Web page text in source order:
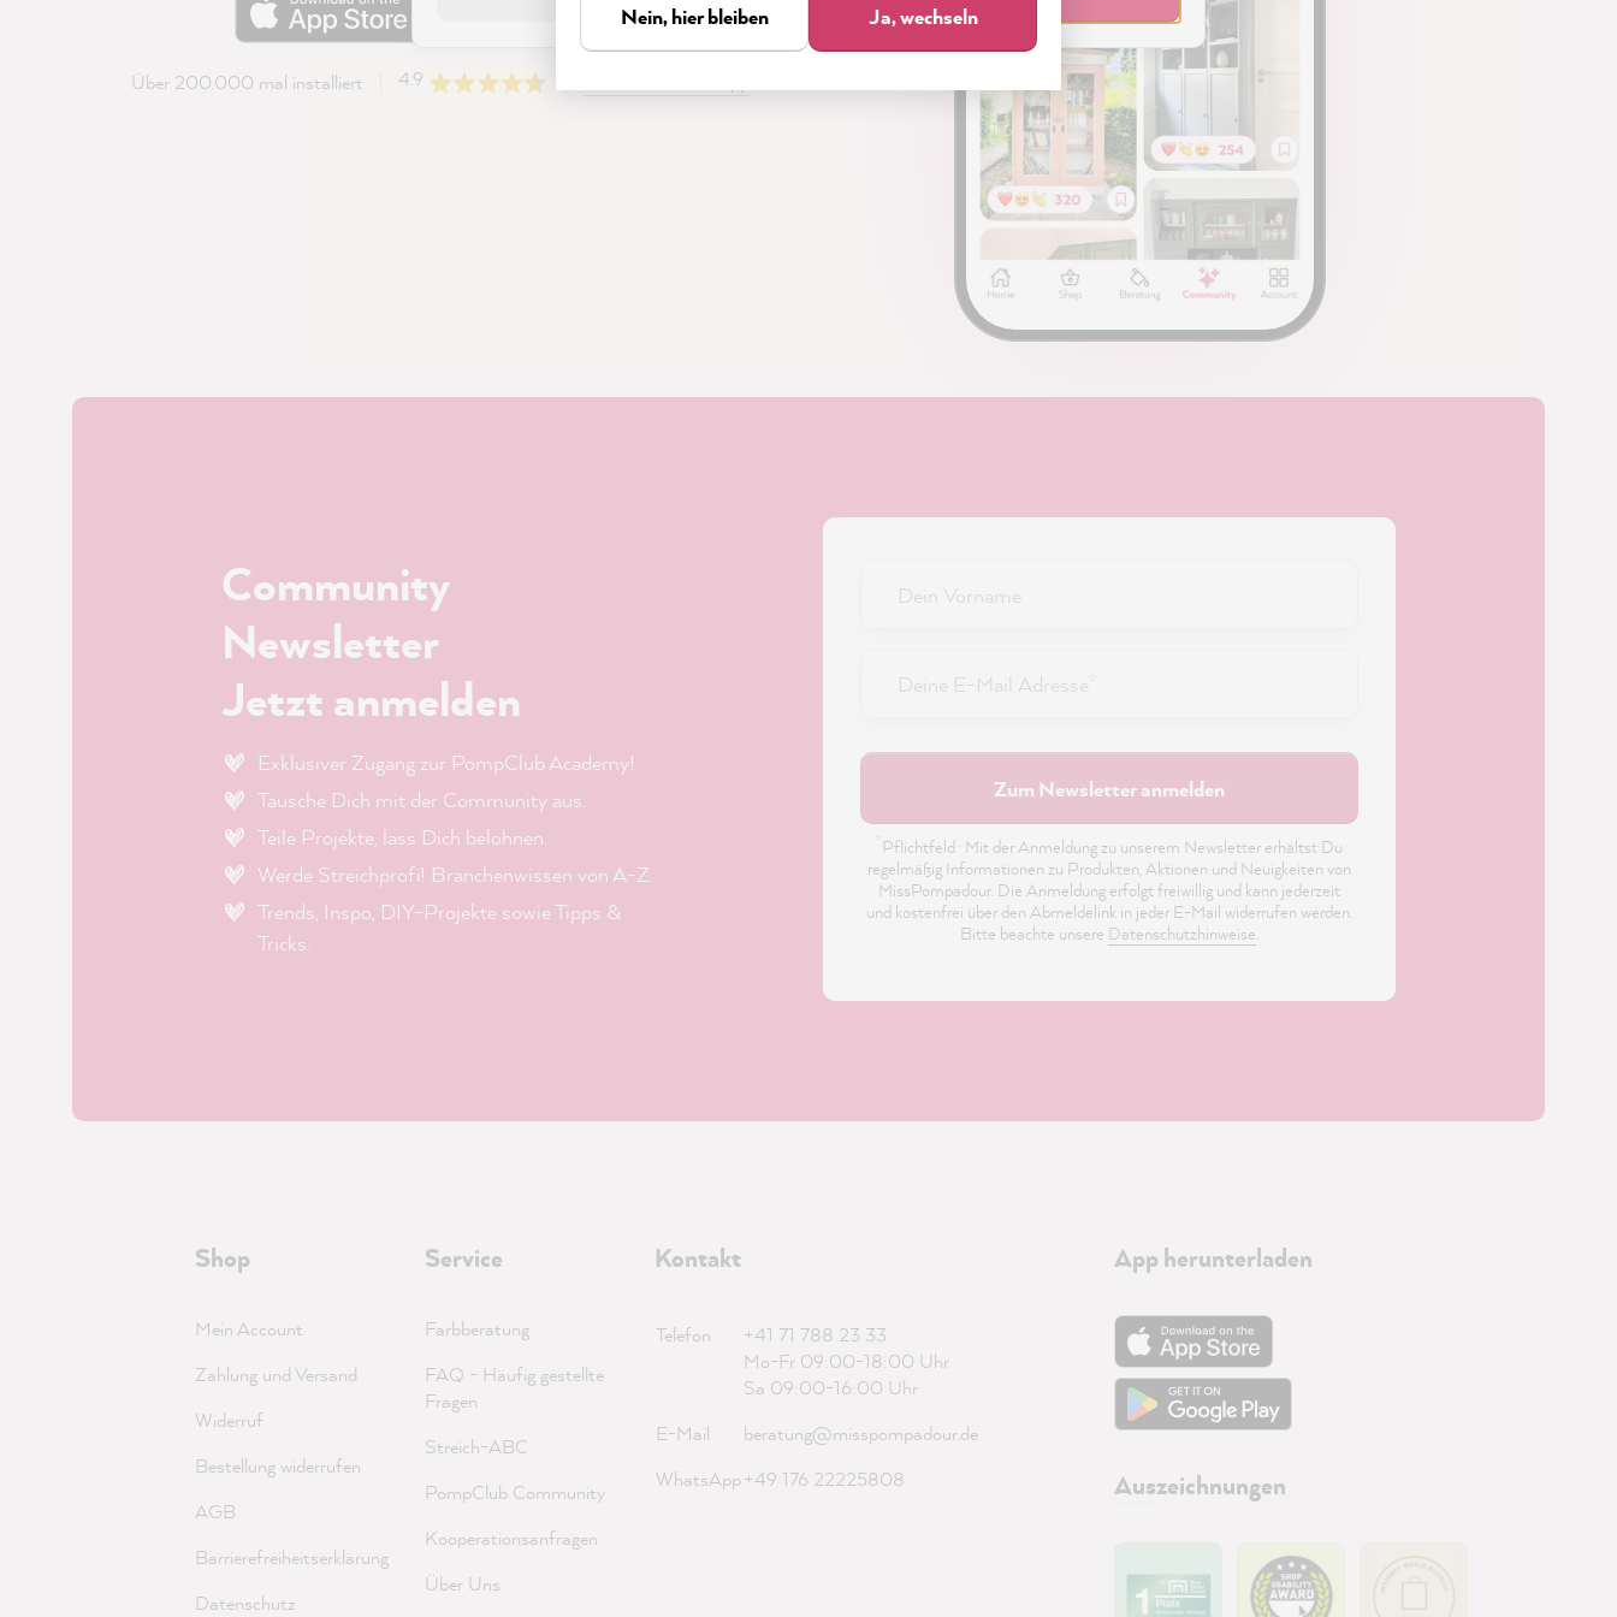
Über 200.000 mal installiert 4.9
Community
Newsletter
Jetzt anmelden
Exklusiver Zugang zur PompClub Academy!
Tausche Dich mit der Community aus.
Teile Projekte, lass Dich belohnen.
Werde Streichprofi! Branchenwissen von A-Z.
Trends, Inspo, DIY-Projekte sowie Tipps &
Tricks.
Zum Newsletter anmelden
Pflichtfeld · Mit der Anmeldung zu unserem Newsletter erhältst Du
regelmäßig Informationen zu Produkten, Aktionen und Neuigkeiten von
MissPompadour. Die Anmeldung erfolgt freiwillig und kann jederzeit
und kostenfrei über den Abmeldelink in jeder E-Mail widerrufen werden.
Bitte beachte unsere Datenschutzhinweise.
Shop
Mein Account
Zahlung und Versand
Widerruf
Bestellung widerrufen
AGB
Barrierefreiheitserklärung
Datenschutz
Service
Farbberatung
FAQ - Häufig gestellte
Fragen
Streich-ABC
PompClub Community
Kooperationsanfragen
Über Uns
Kontakt
Telefon
+41 71 788 23 33
Mo-Fr 09:00-18:00 Uhr
Sa 09:00-16:00 Uhr
E-Mail
beratung@misspompadour.de
WhatsApp+49 176 22225808
App herunterladen
Auszeichnungen
Nein, hier bleiben Ja, wechseln